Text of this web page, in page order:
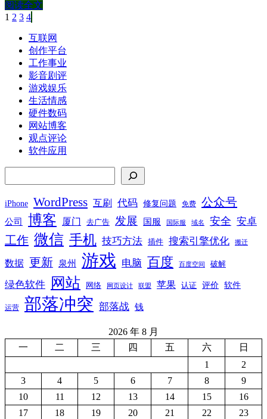
阅读全文
文
第
1 页
第
2 页
第
3页
第
4页
互联网
创作平台
工作事业
影音剧评
游戏娱乐
生活情感
硬件数码
网站博客
观点评论
软件应用
iPhone WordPress 互刷 代码 修复问题 免费 公众号
公司 博客 厦门 去广告 发展 国服 国际服 域名 安全 安卓
工作 微信 手机 技巧方法 插件 搜索引擎优化 搬迁
数据 更新 泉州 游戏 电脑 百度 百度空间 破解
绿色软件 网站 网络 网页设计 联盟 苹果 认证 评价 软件
运营 部落冲突 部落战 钱
2026 年 8 月
一
二 三 四 五 六
日
1
2
3
4 5 6 7 8
9
10
11 12 13 14 15
16
17
18 19 20 21 22
23